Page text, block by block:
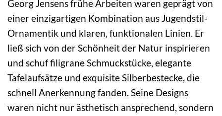
Georg Jensens frühe Arbeiten waren geprägt von
einer einzigartigen Kombination aus Jugendstil-
Ornamentik und klaren, funktionalen Linien. Er
ließ sich von der Schönheit der Natur inspirieren
und schuf filigrane Schmuckstücke, elegante
Tafelaufsätze und exquisite Silberbestecke, die
schnell Anerkennung fanden. Seine Designs
waren nicht nur ästhetisch ansprechend, sondern